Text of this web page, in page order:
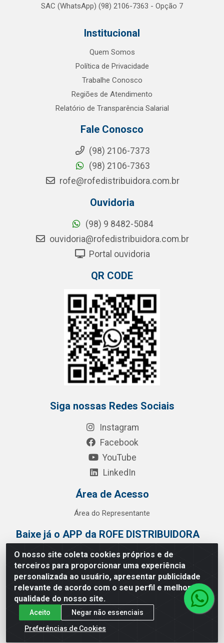
O nosso site coleta cookies próprios e de
terceiros para proporcionar uma experiência
personalizada ao usuário, apresentar publicidade
relevante de acordo com o seu perfil e melhorar a
qualidade do nosso site.
Aceito
Negar não essenciais
Preferências de Cookies
SAC (WhatsApp) (98) 2106-7363 - Opção 7
Institucional
Quem Somos
Política de Privacidade
Trabalhe Conosco
Regiões de Atendimento
Relatório de Transparência Salarial
Fale Conosco
(98) 2106-7373
(98) 2106-7363
rofe@rofedistribuidora.com.br
Ouvidoria
(98) 9 8482-5084
ouvidoria@rofedistribuidora.com.br
Portal ouvidoria
QR CODE
Siga nossas Redes Sociais
Instagram
Facebook
YouTube
LinkedIn
Área de Acesso
Área do Representante
Baixe já o APP da ROFE DISTRIBUIDORA